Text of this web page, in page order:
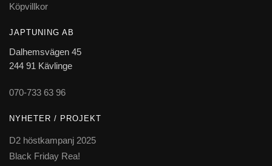
Köpvillkor
JAPTUNING AB
Dalhemsvägen 45
244 91 Kävlinge
070-733 63 96
NYHETER / PROJEKT
D2 höstkampanj 2025
Black Friday Rea!